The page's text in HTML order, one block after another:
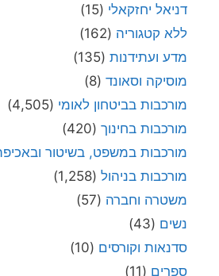
יחזקאלי (15)
קטגוריה (162)
ועתידנות(135)
וסאונד(8)
בביטחון לאומי(4,505)
בחינוך(420)
במשפט, בשיטור ובאכיפת חוק(2,103)
בניהול(1,258)
וחברה(57)
וקורסים (10)